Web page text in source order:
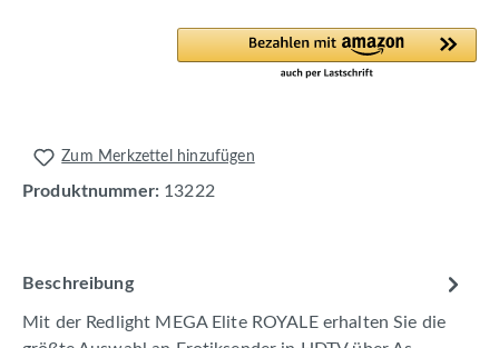
Zum Merkzettel hinzufügen
Produktnummer: 13222
Beschreibung
Mit der Redlight MEGA Elite ROYALE erhalten Sie die